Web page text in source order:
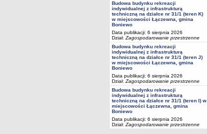
Budowa budynku rekreacji
indywidualnej z infrastrukturą
techniczną na działce nr 31/1 (teren K)
w miejscowości Łączewna, gmina
Boniewo
Data publikacji: 6 sierpnia 2026
Dział: Zagospodarowanie przestrzenne
Budowa budynku rekreacji
indywidualnej z infrastrukturą
techniczną na działce nr 31/1 (teren J)
w miejscowości Łączewna, gmina
Boniewo
Data publikacji: 6 sierpnia 2026
Dział: Zagospodarowanie przestrzenne
Budowa budynku rekreacji
indywidualnej z infrastrukturą
techniczną na działce nr 31/1 (teren I) w
miejscowości Łączewna, gmina
Boniewo
Data publikacji: 6 sierpnia 2026
Dział: Zagospodarowanie przestrzenne